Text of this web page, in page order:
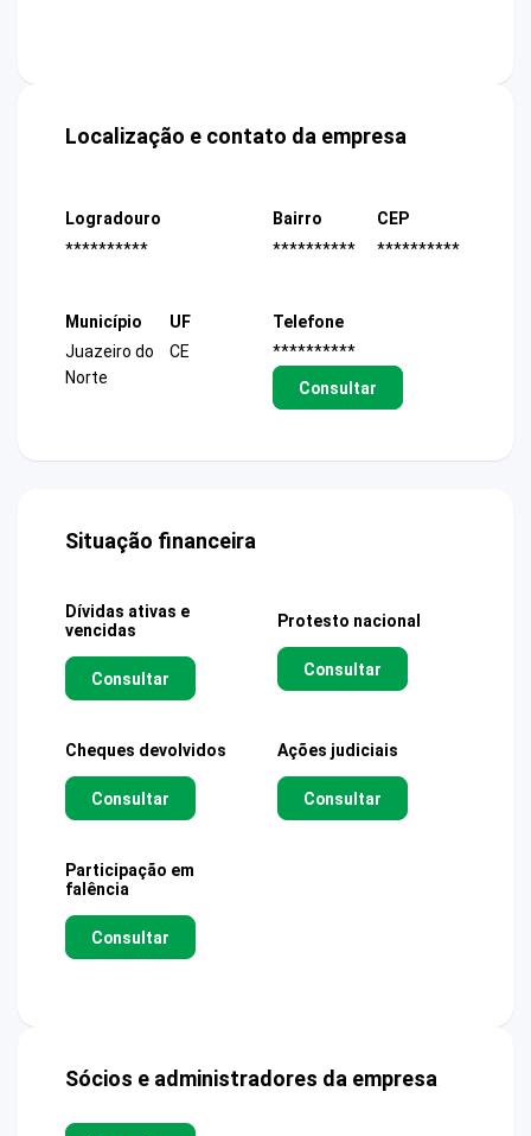
Localização e contato da empresa
Logradouro
**********
Bairro
**********
CEP
**********
Município
Juazeiro do
Norte
UF
CE
Telefone
**********
Consultar
Situação financeira
Dívidas ativas e
vencidas
Consultar
Protesto nacional
Consultar
Cheques devolvidos
Consultar
Ações judiciais
Consultar
Participação em
falência
Consultar
Sócios e administradores da empresa